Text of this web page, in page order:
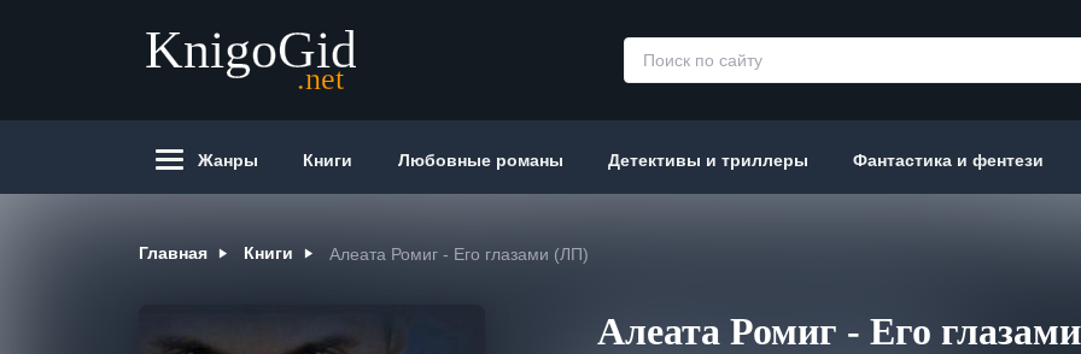
Жанры Книги Любовные романы Детективы и триллеры Фантастика и фентези
Главная Книги Алеата Ромиг - Его глазами (ЛП)
Алеата Ромиг - Его